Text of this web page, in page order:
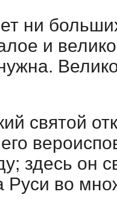
ни
и
святой
здесь он
Руси во